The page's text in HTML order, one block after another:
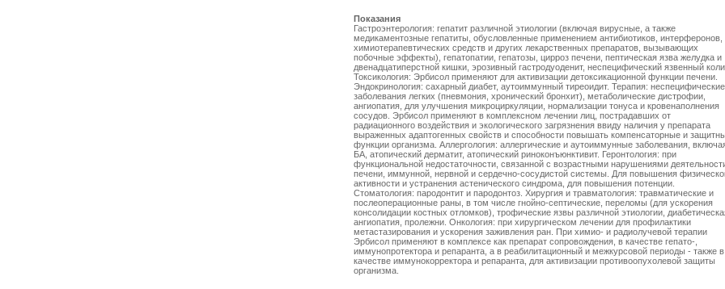
Показания
Гастроэнтерология: гепатит различной этиологии (включая вирусные, а также
медикаментозные гепатиты, обусловленные применением антибиотиков, интерферонов,
химиотерапевтических средств и других лекарственных препаратов, вызывающих
побочные эффекты), гепатопатии, гепатозы, цирроз печени, пептическая язва желудка и
двенадцатиперстной кишки, эрозивный гастродуоденит, неспецифический язвенный
Токсикология: Эрбисол применяют для активизации детоксикационной функции печени.
Эндокринология: сахарный диабет, аутоиммунный тиреоидит. Терапия: неспецифические
заболевания легких (пневмония, хронический бронхит), метаболические дистрофии,
ангиопатия, для улучшения микроциркуляции, нормализации тонуса и кровенаполнения
сосудов. Эрбисол применяют в комплексном лечении лиц, пострадавших от
радиационного воздействия и экологического загрязнения ввиду наличия у препарата
выраженных адаптогенных свойств и способности повышать компенсаторные и
функции организма. Аллергология: аллергические и аутоиммунные заболевания,
БА, атопический дерматит, атопический риноконъюнктивит. Геронтология: при
функциональной недостаточности, связанной с возрастными нарушениями
печени, иммунной, нервной и сердечно-сосудистой системы. Для повышения
активности и устранения астенического синдрома, для повышения потенции.
Стоматология: пародонтит и пародонтоз. Хирургия и травматология: травматические и
послеоперационные раны, в том числе гнойно-септические, переломы (для ускорения
консолидации костных отломков), трофические язвы различной этиологии,
ангиопатия, пролежни. Онкология: при хирургическом лечении для профилактики
метастазирования и ускорения заживления ран. При химио- и радиолучевой терапии
Эрбисол применяют в комплексе как препарат сопровождения, в качестве гепато-,
иммунопротектора и репаранта, а в реабилитационный и межкурсовой периоды - также в
качестве иммунокорректора и репаранта, для активизации противоопухолевой защиты
организма.